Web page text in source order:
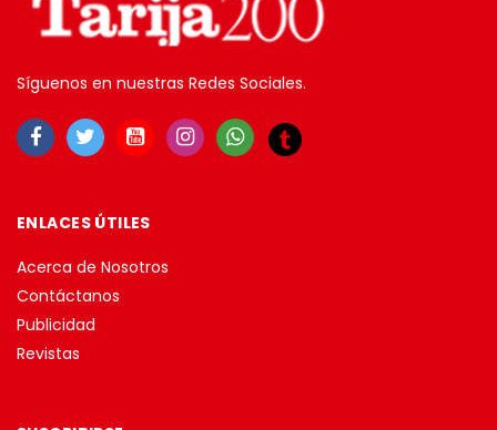
Síguenos en nuestras Redes Sociales.
ENLACES ÚTILES
Acerca de Nosotros
Contáctanos
Publicidad
Revistas